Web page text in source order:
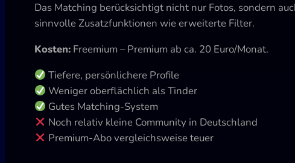
Das Matching berücksichtigt nicht nur Fotos, sondern
sinnvolle Zusatzfunktionen wie erweiterte Filter.
Kosten: Freemium – Premium ab ca. 20 Euro/Monat.
Tiefere, persönlichere Profile
Weniger oberflächlich als Tinder
Gutes Matching-System
Noch relativ kleine Community in Deutschland
Premium-Abo vergleichsweise teuer